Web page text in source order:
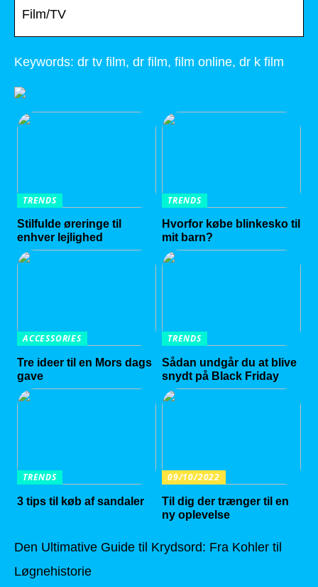
Film/TV
Keywords: dr tv film, dr film, film online, dr k film
TRENDS
Stilfulde øreringe til
enhver lejlighed
TRENDS
Hvorfor købe blinkesko til
mit barn?
ACCESSORIES
Tre ideer til en Mors dags
gave
TRENDS
Sådan undgår du at blive
snydt på Black Friday
TRENDS
3 tips til køb af sandaler
09/10/2022
Til dig der trænger til en
ny oplevelse
Den Ultimative Guide til Krydsord: Fra Kohler til
Løgnehistorie